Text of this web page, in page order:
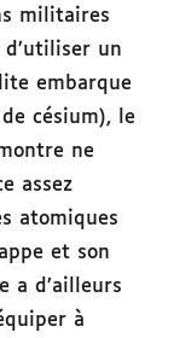
militaires
d’utiliser un
embarque
césium), le
ne
assez
atomiques
et son
a d’ailleurs
à